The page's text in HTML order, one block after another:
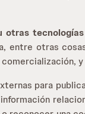
otras
otras
para